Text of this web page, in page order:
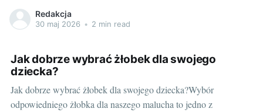
najlepszy dla naszego dziecka klub malucha. My, jako
doświadczeni rodzice i blogerzy, chcielibyśmy podzielić się z
Redakcja
30 maj 2026 • 2 min read
Jak dobrze wybrać żłobek dla swojego
dziecka?
Jak dobrze wybrać żłobek dla swojego dziecka?Wybór
odpowiedniego żłobka dla naszego malucha to jedno z